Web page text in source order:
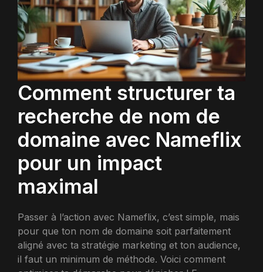
Comment structurer ta
recherche de nom de
domaine avec Nameflix
pour un impact
maximal
Passer à l’action avec Nameflix, c’est simple, mais
pour que ton nom de domaine soit parfaitement
aligné avec ta stratégie marketing et ton audience,
il faut un minimum de méthode. Voici comment